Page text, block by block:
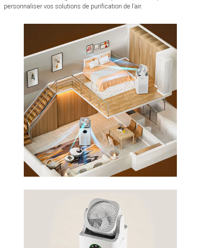
personnaliser vos solutions de purification de l'air.